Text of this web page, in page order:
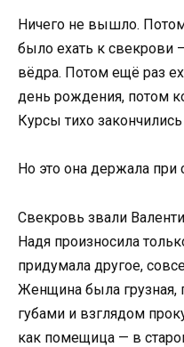
Ничего не вышло.
было ехать к свекрови
вёдра. Потом ещё раз
день рождения, потом
Курсы тихо
Но это она держала при
Свекровь звали
Надя произносила
придумала другое,
Женщина была грузная,
губами и взглядом
как помещица — в